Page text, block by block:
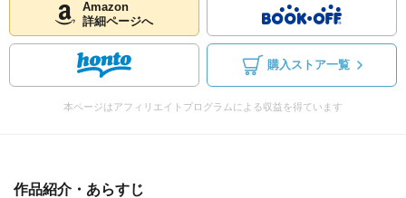
Amazon
詳細ページへ
購入ストア一覧
本ページはアフィリエイトプログラムによる収益を得ています
作品紹介・あらすじ